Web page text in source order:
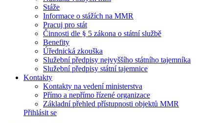
Stáže
Informace o stážích na MMR
Pracuj pro stát
Činnosti dle § 5 zákona o státní službě
Benefity
Úřednická zkouška
Služební předpisy nejvyššího státního tajemníka
Služební předpisy státní tajemnice
Kontakty
Kontakty na vedení ministerstva
Přímo a nepřímo řízené organizace
Základní přehled přístupnosti objektů MMR
Přihlásit se